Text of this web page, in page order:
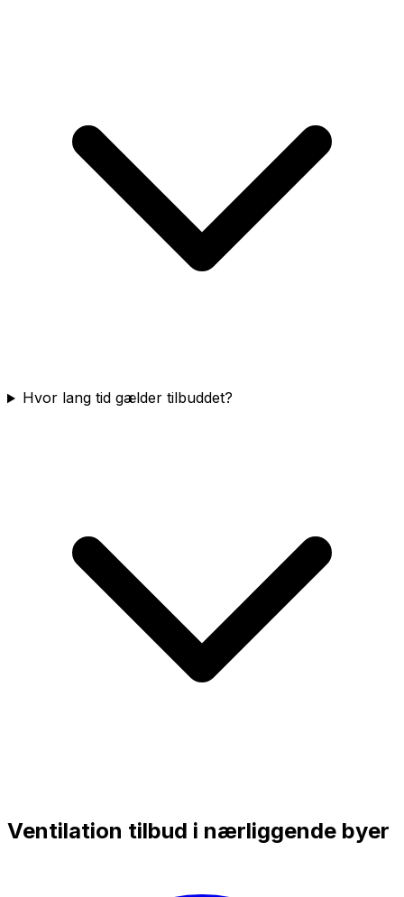
Hvor lang tid gælder tilbuddet?
Ventilation tilbud i nærliggende byer